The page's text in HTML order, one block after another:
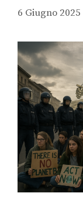
6 Giugno 2025